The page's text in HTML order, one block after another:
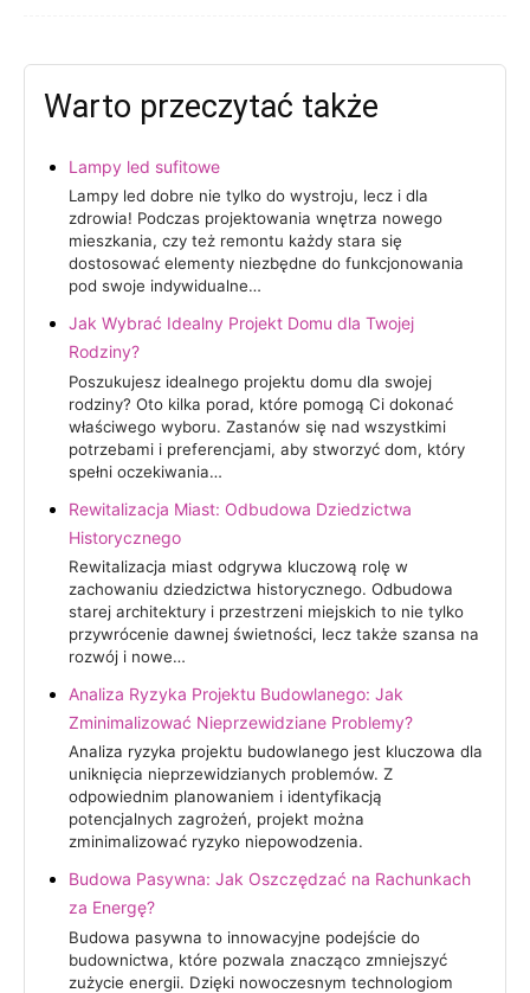
Warto przeczytać także
Lampy led sufitowe
Lampy led dobre nie tylko do wystroju, lecz i dla
zdrowia! Podczas projektowania wnętrza nowego
mieszkania, czy też remontu każdy stara się
dostosować elementy niezbędne do funkcjonowania
pod swoje indywidualne…
Jak Wybrać Idealny Projekt Domu dla Twojej
Rodziny?
Poszukujesz idealnego projektu domu dla swojej
rodziny? Oto kilka porad, które pomogą Ci dokonać
właściwego wyboru. Zastanów się nad wszystkimi
potrzebami i preferencjami, aby stworzyć dom, który
spełni oczekiwania…
Rewitalizacja Miast: Odbudowa Dziedzictwa
Historycznego
Rewitalizacja miast odgrywa kluczową rolę w
zachowaniu dziedzictwa historycznego. Odbudowa
starej architektury i przestrzeni miejskich to nie tylko
przywrócenie dawnej świetności, lecz także szansa na
rozwój i nowe…
Analiza Ryzyka Projektu Budowlanego: Jak
Zminimalizować Nieprzewidziane Problemy?
Analiza ryzyka projektu budowlanego jest kluczowa dla
uniknięcia nieprzewidzianych problemów. Z
odpowiednim planowaniem i identyfikacją
potencjalnych zagrożeń, projekt można
zminimalizować ryzyko niepowodzenia.
Budowa Pasywna: Jak Oszczędzać na Rachunkach
za Energę?
Budowa pasywna to innowacyjne podejście do
budownictwa, które pozwala znacząco zmniejszyć
zużycie energii. Dzięki nowoczesnym technologiom